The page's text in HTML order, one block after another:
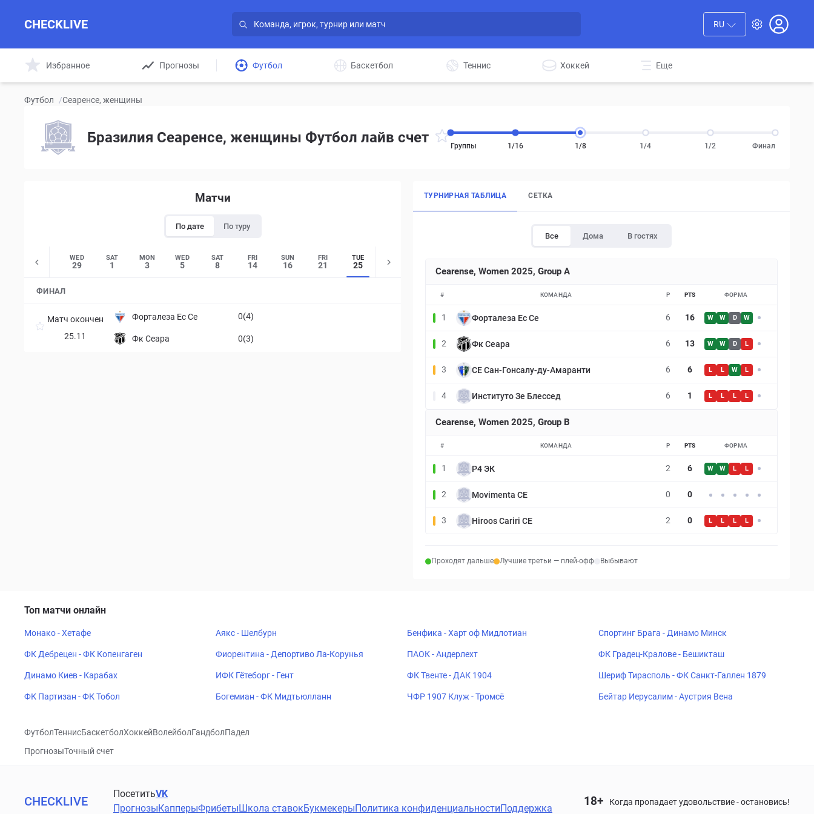
CHECKLIVE RU
Избранное Прогнозы Футбол Баскетбол Теннис Хоккей Еще
Футбол /Сеаренсе, женщины
Бразилия Сеаренсе, женщины Футбол лайв счет Группы 1/16 1/8 1/4 1/2 Финал
Матчи
По дате По туру
TUE
28
WED
29
SAT
1
MON
3
WED
5
SAT
8
FRI
14
SUN
16
FRI
21
TUE
25
ФИНАЛ
Матч окончен
25.11
Форталеза Ec Ce
Фк Сеара
0(4)
0(3)
ТУРНИРНАЯ ТАБЛИЦА СЕТКА
Все Дома В гостях
Cearense, Women 2025, Group A
# КОМАНДА P PTS ФОРМА
1 Форталеза Ec Ce 6 16 W W D W
2 Фк Сеара 6 13 W W D L
3 СЕ Сан-Гонсалу-ду-Амаранти 6 6 L L W L
4 Институто Зе Блессед 6 1 L L L L
Cearense, Women 2025, Group B
# КОМАНДА P PTS ФОРМА
1 Р4 ЭК 2 6 W W L L
2 Movimenta CE 0 0
3 Hiroos Cariri CE 2 0 L L L L
Проходят дальше Лучшие третьи — плей-офф Выбывают
Топ матчи онлайн
Монако - Хетафе Аякс - Шелбурн Бенфика - Харт оф Мидлотиан Спортинг Брага - Динамо Минск
ФК Дебрецен - ФК Копенгаген Фиорентина - Депортиво Ла-Корунья ПАОК - Андерлехт ФК Градец-Кралове - Бешикташ
Динамо Киев - Карабах ИФК Гётеборг - Гент ФК Твенте - ДАК 1904 Шериф Тирасполь - ФК Санкт-Галлен 1879
ФК Партизан - ФК Тобол Богемиан - ФК Мидтьюлланн ЧФР 1907 Клуж - Тромсё Бейтар Иерусалим - Аустрия Вена
ФутболТеннисБаскетболХоккейВолейболГандболПадел
ПрогнозыТочный счет
CHECKLIVE
ПосетитьVK
ПрогнозыКапперыФрибетыШкола ставокБукмекерыПолитика конфиденциальностиПоддержка
18+ Когда пропадает удовольствие - остановись!